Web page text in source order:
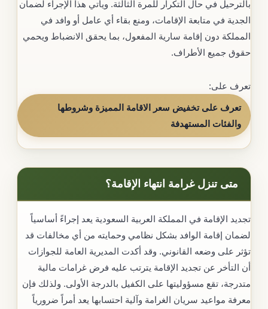
بالترحيل في حال التكرار للمرة الثالثة. ويأتي هذا الإجراء لضمان
الجدية في متابعة الإقامات، ومنع بقاء أي عامل أو وافد في
المملكة دون إقامة سارية المفعول، بما يحقق الانضباط ويحمي
حقوق جميع الأطراف.
تعرف على:
تعرف على تخفيض سعر الاقامة المميزة وشروطها
والفئات المستهدفة
متى تنزل غرامة انتهاء الإقامة؟
تجديد الإقامة في المملكة العربية السعودية يعد إجراءً أساسياً
لضمان إقامة الوافد بشكل نظامي وحمايته من أي مخالفات قد
تؤثر على وضعه القانوني. وقد أكدت المديرية العامة للجوازات
أن التأخر عن تجديد الإقامة يترتب عليه فرض غرامات مالية
متدرجة، تقع مسؤوليتها على الكفيل بالدرجة الأولى. ولذلك فإن
معرفة مواعيد سريان الغرامة وآلية احتسابها يعد أمراً ضرورياً